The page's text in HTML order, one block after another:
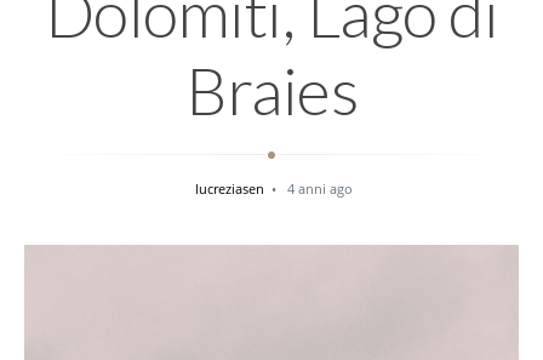
Braies
lucreziasen 4 anni ago